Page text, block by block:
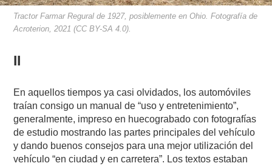
Tractor Farmar Regural de 1927, posiblemente en Ohio. Fotografía de
Acroterion, 2021 (CC BY-SA 4.0).
II
En aquellos tiempos ya casi olvidados, los automóviles
traían consigo un manual de “uso y entretenimiento”,
generalmente, impreso en huecograbado con fotografías
de estudio mostrando las partes principales del vehículo
y dando buenos consejos para una mejor utilización del
vehículo “en ciudad y en carretera”. Los textos estaban